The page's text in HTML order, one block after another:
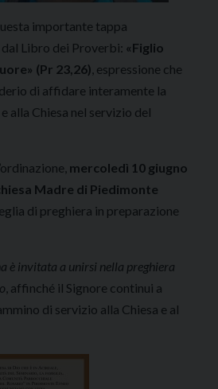
importante tappa
Libro dei Proverbi: «Figlio
(Pr 23,26) , espressione che
di affidare interamente la
alla Chiesa nel servizio del
mercoledì 10 giugno
Madre di Piedimonte
di preghiera in preparazione
è invitata a unirsi nella preghiera
, affinché il Signore continui a
di servizio alla Chiesa e al